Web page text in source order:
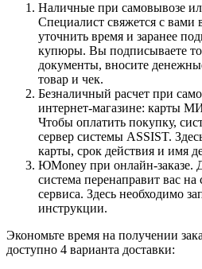
Наличные при самовывозе
Специалист свяжется с вами
уточнить время и заранее
купюры. Вы подписываете
документы, вносите
товар и чек.
Безналичный расчет при
интернет-магазине: карты
Чтобы оплатить покупку,
сервер системы ASSIST.
карты, срок действия и имя
ЮMoney при онлайн-заказе.
система перенаправит вас
сервиса. Здесь необходимо
инструкции.
Экономьте время на получении
доступно 4 варианта доставки: